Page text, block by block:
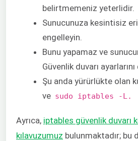
belirtmemeniz yeterlidir.
Sunucunuza kesintisiz
engelleyin.
Bunu yapamaz ve
Güvenlik duvarı
Şu anda yürürlükte olan
ve ​ ​ sudo iptables -L.
Ayrıca, ​iptables güvenlik duvarı
kılavuzumuz bulunmaktadır;